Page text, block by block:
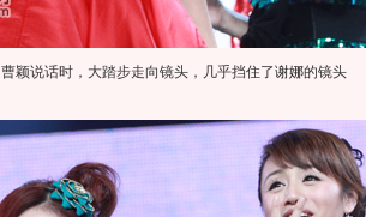
曹颖说话时，大踏步走向镜头，几乎挡住了谢娜的镜头